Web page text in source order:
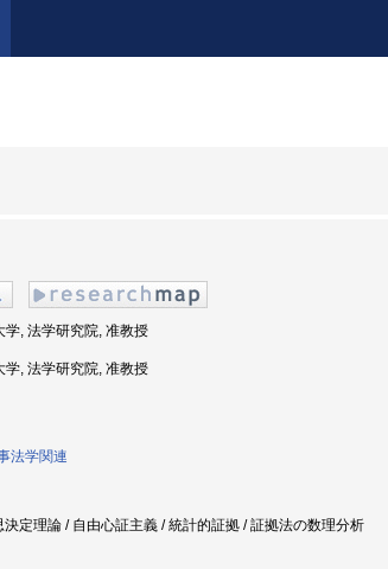
, 法学研究院, 准教授
, 法学研究院, 准教授
法学関連
定理論 / 自由心証主義 / 統計的証拠 / 証拠法の数理分析